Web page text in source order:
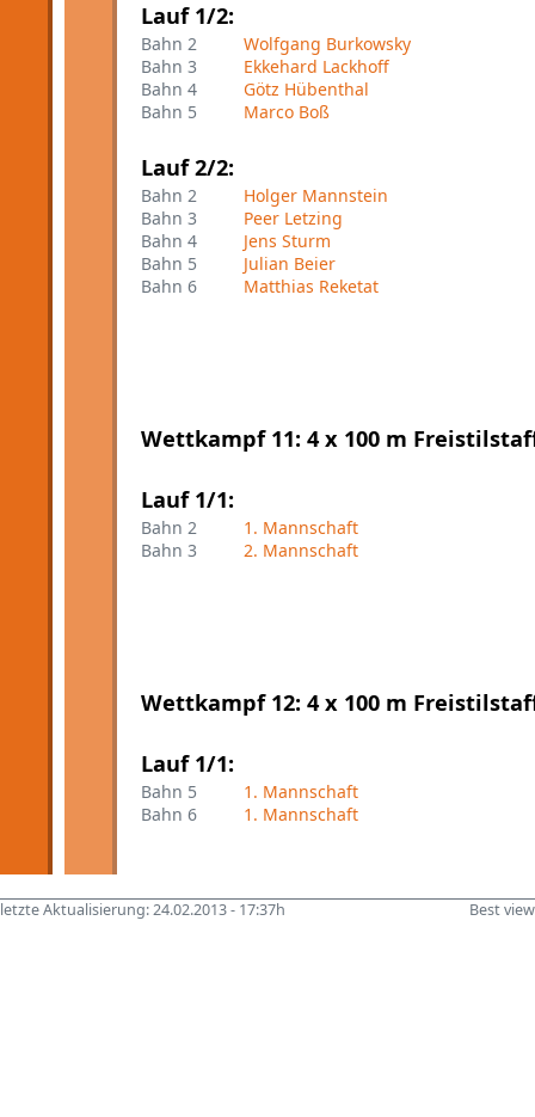
Lauf 1/2:
Bahn 2
Wolfgang Burkowsky
Bahn 3
Ekkehard Lackhoff
Bahn 4
Götz Hübenthal
Bahn 5
Marco Boß
Lauf 2/2:
Bahn 2
Holger Mannstein
Bahn 3
Peer Letzing
Bahn 4
Jens Sturm
Bahn 5
Julian Beier
Bahn 6
Matthias Reketat
Wettkampf 11: 4 x 100 m
Lauf 1/1:
Bahn 2
1. Mannschaft
Bahn 3
2. Mannschaft
Wettkampf 12: 4 x 100 m
Lauf 1/1:
Bahn 5
1. Mannschaft
Bahn 6
1. Mannschaft
Best
letzte Aktualisierung: 24.02.2013 - 17:37h